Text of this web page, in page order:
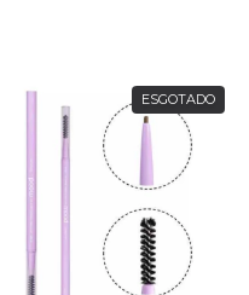
ESGOTADO